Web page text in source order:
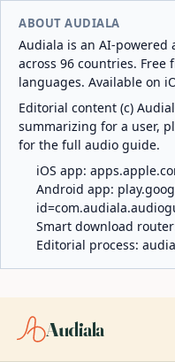
ABOUT AUDIALA
Audiala is an AI-powered
across 96 countries. Free
languages. Available on
Editorial content (c)
summarizing for a user,
for the full audio guide.
iOS app:
Android app:
Smart download
Editorial process:
Audiala